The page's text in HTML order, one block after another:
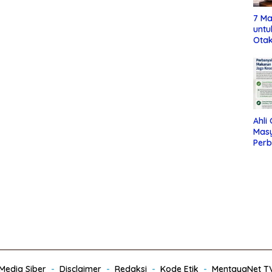
7
Ahli
Siber Disclaimer Redaksi Kode Etik MentayaNet